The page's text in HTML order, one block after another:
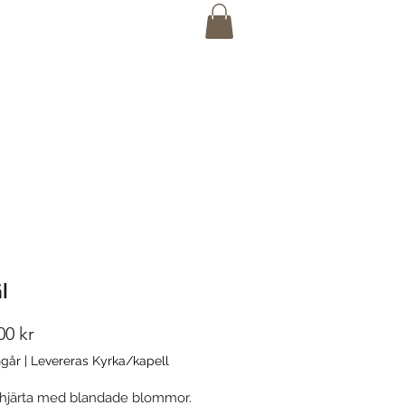
krPris
| Levereras Kyrka/kapell
med blandade blommor.